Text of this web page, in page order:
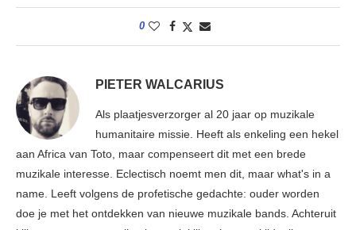
0
PIETER WALCARIUS
Als plaatjesverzorger al 20 jaar op muzikale
humanitaire missie. Heeft als enkeling een hekel
aan Africa van Toto, maar compenseert dit met een brede
muzikale interesse. Eclectisch noemt men dit, maar what's in a
name. Leeft volgens de profetische gedachte: ouder worden
doe je met het ontdekken van nieuwe muzikale bands. Achteruit